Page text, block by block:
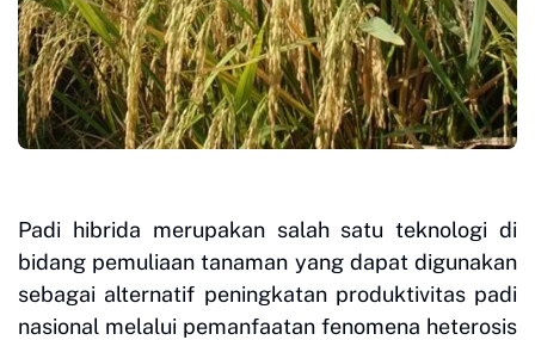
Padi hibrida merupakan salah satu teknologi di
bidang pemuliaan tanaman yang dapat digunakan
sebagai alternatif peningkatan produktivitas padi
nasional melalui pemanfaatan fenomena heterosis